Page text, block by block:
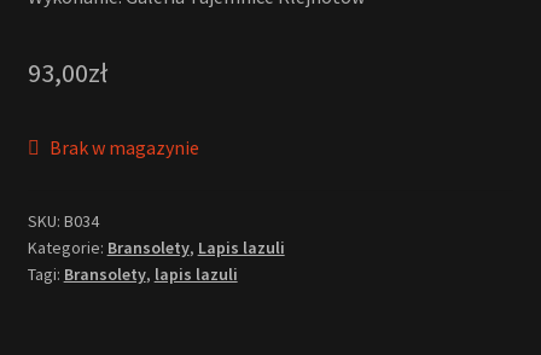
93,00zł
Brak w magazynie
SKU: B034
Kategorie: Bransolety, Lapis lazuli
Tagi: Bransolety, lapis lazuli